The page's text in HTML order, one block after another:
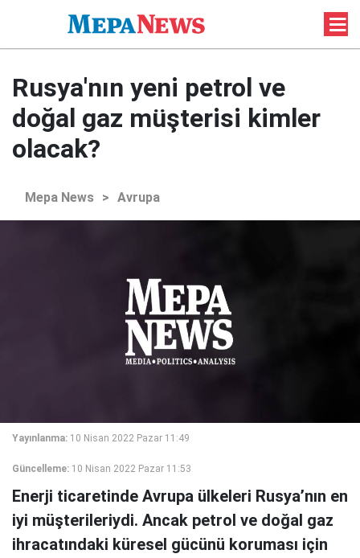
Rusya'nın yeni petrol ve
doğal gaz müşterisi kimler
olacak?
Mepa News > Avrupa
Yayınlanma: 10 Nisan 2022 Pazar 11:49
Güncelleme: 10 Nisan 2022 Pazar 11:53
Enerji ticaretinde Avrupa ülkeleri Rusya’nın en
iyi müşterileriydi. Ancak petrol ve doğal gaz
ihracatındaki küresel gücünü koruması için